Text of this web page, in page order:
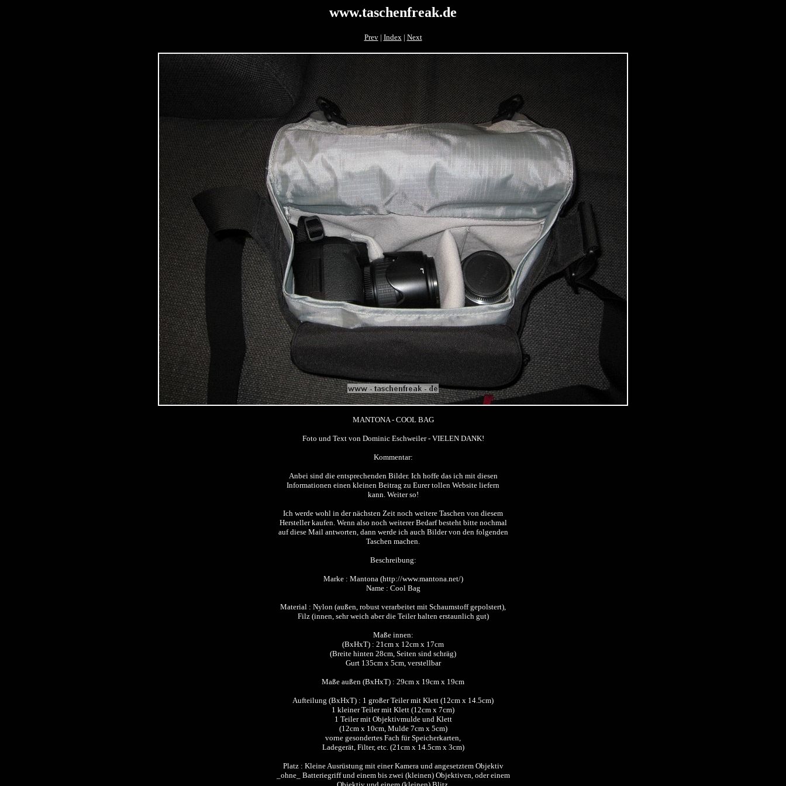
www.taschenfreak.de
Prev| Index| Next
MANTONA - COOL BAG
Foto und Text von Dominic Eschweiler - VIELEN DANK!
Kommentar:
Anbei sind die entsprechenden Bilder. Ich hoffe das ich mit diesen
Informationen einen kleinen Beitrag zu Eurer tollen Website liefern
kann. Weiter so!
Ich werde wohl in der nächsten Zeit noch weitere Taschen von diesem
Hersteller kaufen. Wenn also noch weiterer Bedarf besteht bitte nochmal
auf diese Mail antworten, dann werde ich auch Bilder von den folgenden
Taschen machen.
Beschreibung:
Marke : Mantona (http://www.mantona.net/)
Name : Cool Bag
Material : Nylon (außen, robust verarbeitet mit Schaumstoff gepolstert),
Filz (innen, sehr weich aber die Teiler halten erstaunlich gut)
Maße innen:
(BxHxT) : 21cm x 12cm x 17cm
(Breite hinten 28cm, Seiten sind schräg)
Gurt 135cm x 5cm, verstellbar
Maße außen (BxHxT) : 29cm x 19cm x 19cm
Aufteilung (BxHxT) : 1 großer Teiler mit Klett (12cm x 14.5cm)
1 kleiner Teiler mit Klett (12cm x 7cm)
1 Teiler mit Objektivmulde und Klett
(12cm x 10cm, Mulde 7cm x 5cm)
vorne gesondertes Fach für Speicherkarten,
Ladegerät, Filter, etc. (21cm x 14.5cm x 3cm)
Platz : Kleine Ausrüstung mit einer Kamera und angesetztem Objektiv
_ohne_ Batteriegriff und einem bis zwei (kleinen) Objektiven, oder einem